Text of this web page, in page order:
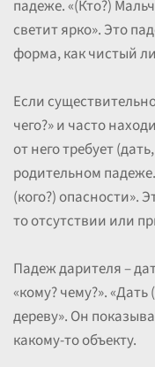
падеже. «(Кто?)
светит ярко». Это
форма, как чистый
Если
чего?» и часто
от него требует
родительном
(кого?) опасности».
то отсутствии или
Падеж дарителя –
«кому? чему?».
дереву». Он
какому-то объекту.